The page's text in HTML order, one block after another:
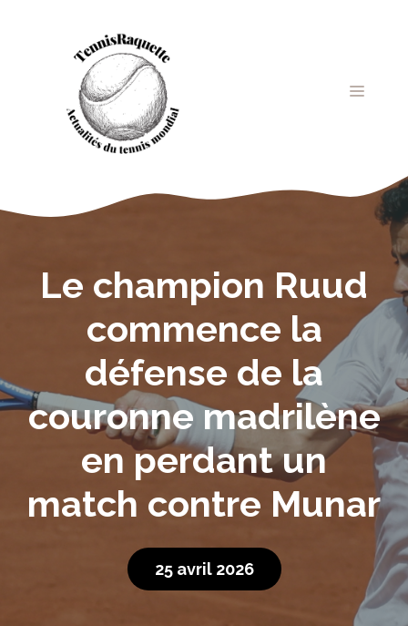
MENU
Le champion Ruud
commence la
défense de la
couronne madrilène
en perdant un
match contre Munar
25 avril 2026